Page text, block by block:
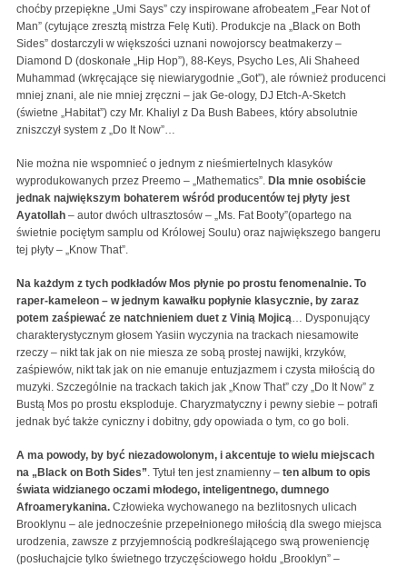
choćby przepiękne „Umi Says” czy inspirowane afrobeatem „Fear Not of
Man” (cytujące zresztą mistrza Felę Kuti). Produkcje na „Black on Both
Sides” dostarczyli w większości uznani nowojorscy beatmakerzy –
Diamond D (doskonałe „Hip Hop”), 88-Keys, Psycho Les, Ali Shaheed
Muhammad (wkręcające się niewiarygodnie „Got”), ale również producenci
mniej znani, ale nie mniej zręczni – jak Ge-ology, DJ Etch-A-Sketch
(świetne „Habitat”) czy Mr. Khaliyl z Da Bush Babees, który absolutnie
zniszczył system z „Do It Now”…
Nie można nie wspomnieć o jednym z nieśmiertelnych klasyków
wyprodukowanych przez Preemo – „Mathematics”. Dla mnie osobiście
jednak największym bohaterem wśród producentów tej płyty jest
Ayatollah – autor dwóch ultrasztosów – „Ms. Fat Booty”(opartego na
świetnie pociętym samplu od Królowej Soulu) oraz największego bangeru
tej płyty – „Know That”.
Na każdym z tych podkładów Mos płynie po prostu fenomenalnie. To
raper-kameleon – w jednym kawałku popłynie klasycznie, by zaraz
potem zaśpiewać ze natchnieniem duet z Vinią Mojicą… Dysponujący
charakterystycznym głosem Yasiin wyczynia na trackach niesamowite
rzeczy – nikt tak jak on nie miesza ze sobą prostej nawijki, krzyków,
zaśpiewów, nikt tak jak on nie emanuje entuzjazmem i czysta miłością do
muzyki. Szczególnie na trackach takich jak „Know That” czy „Do It Now” z
Bustą Mos po prostu eksploduje. Charyzmatyczny i pewny siebie – potrafi
jednak być także cyniczny i dobitny, gdy opowiada o tym, co go boli.
A ma powody, by być niezadowolonym, i akcentuje to wielu miejscach
na „Black on Both Sides”. Tytuł ten jest znamienny – ten album to opis
świata widzianego oczami młodego, inteligentnego, dumnego
Afroamerykanina. Człowieka wychowanego na bezlitosnych ulicach
Brooklynu – ale jednocześnie przepełnionego miłością dla swego miejsca
urodzenia, zawsze z przyjemnością podkreślającego swą proweniencję
(posłuchajcie tylko świetnego trzyczęściowego hołdu „Brooklyn” –